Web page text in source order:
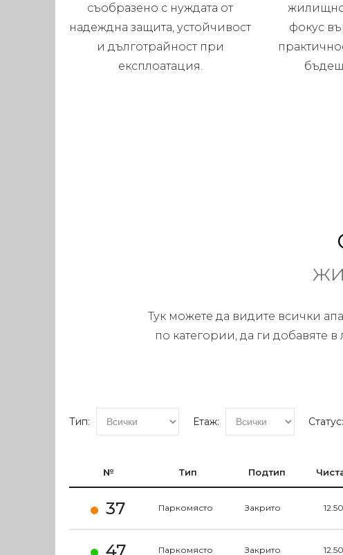
съобразено с нуждата от
надеждна защита, устойчивост
и дълготрайност при
експлоатация.
жилищно
фокус
Тук можете да видите всички
по категории, да ги добавяте
Тип: Етаж: Статус:
№ Тип Подтип
37 Паркомясто Закрито
47 Паркомясто Закрито